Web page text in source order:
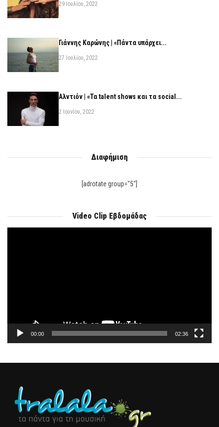
29 Ιουλίου, 2022
Γιάννης Καρώνης | «Πάντα υπάρχει...
27 Ιουλίου, 2022
Αλντιόν | «Τα talent shows και τα social...
2 Ιουνίου, 2022
Διαφήμιση
[adrotate group="5"]
Video Clip Εβδομάδας
00:00 02:36